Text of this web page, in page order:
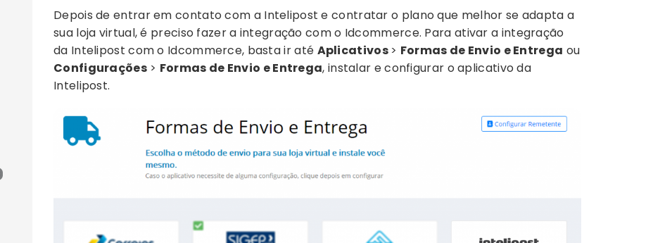
Depois de entrar em contato com a Intelipost e contratar o plano que melhor se adapta a
sua loja virtual, é preciso fazer a integração com o Idcommerce. Para ativar a integração
da Intelipost com o Idcommerce, basta ir até Aplicativos> Formas de Envio e Entrega ou
Configurações> Formas de Envio e Entrega, instalar e configurar o aplicativo da
Intelipost.